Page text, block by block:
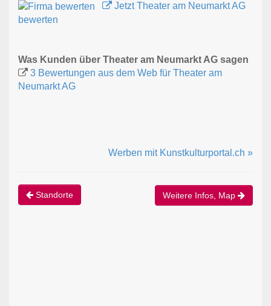
Jetzt Theater am Neumarkt AG
bewerten
Was Kunden über Theater am Neumarkt AG sagen
3 Bewertungen aus dem Web für Theater am
Neumarkt AG
Werben mit Kunstkulturportal.ch »
Standorte Weitere Infos, Map